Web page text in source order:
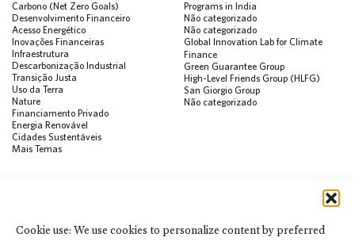
Cookie use: We use cookies to personalize content by preferred
Carbono (Net Zero Goals)
Desenvolvimento Financeiro
Acesso Energético
Inovações Financeiras
Infraestrutura
Descarbonização Industrial
Transição Justa
Uso da Terra
Nature
Financiamento Privado
Energia Renovável
Cidades Sustentáveis
Mais Temas
Programs in India
Não categorizado
Não categorizado
Global Innovation Lab for Climate
Finance
Green Guarantee Group
High-Level Friends Group (HLFG)
San Giorgio Group
Não categorizado
Public Development Bank Climate